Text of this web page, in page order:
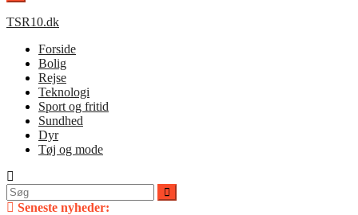
TSR10.dk
Forside
Bolig
Rejse
Teknologi
Sport og fritid
Sundhed
Dyr
Tøj og mode
Søg
efter:Seneste nyheder: